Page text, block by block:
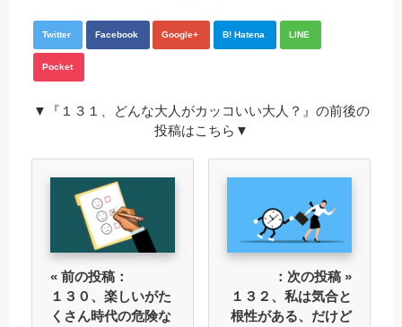
Twitter Facebook Google+ B! Hatena LINE
Pocket
▼『１３１、どんな大人がカッコいい大人？』の前後の
投稿はこちら▼
« 前の投稿：
１３０、楽しいがた
くさん時代の危険な
：次の投稿 »
１３２、私は気合と
根性がある、だけど